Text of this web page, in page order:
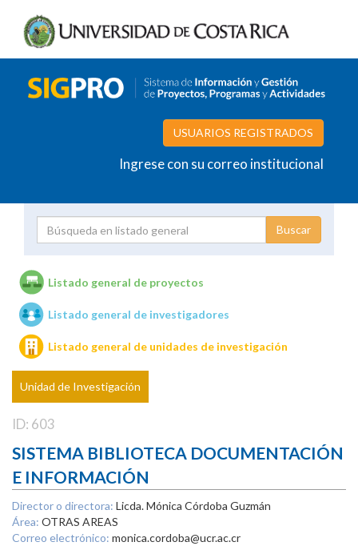
USUARIOS REGISTRADOS
Ingrese con su correo institucional
Unidades de investigación
Listado general de proyectos
Listado general de investigadores
Listado general de unidades de investigación
Unidad de Investigación
ID: 603
SISTEMA BIBLIOTECA DOCUMENTACIÓN
E INFORMACIÓN
Director o directora: Licda. Mónica Córdoba Guzmán
Área: OTRAS AREAS
Correo electrónico: monica.cordoba@ucr.ac.cr